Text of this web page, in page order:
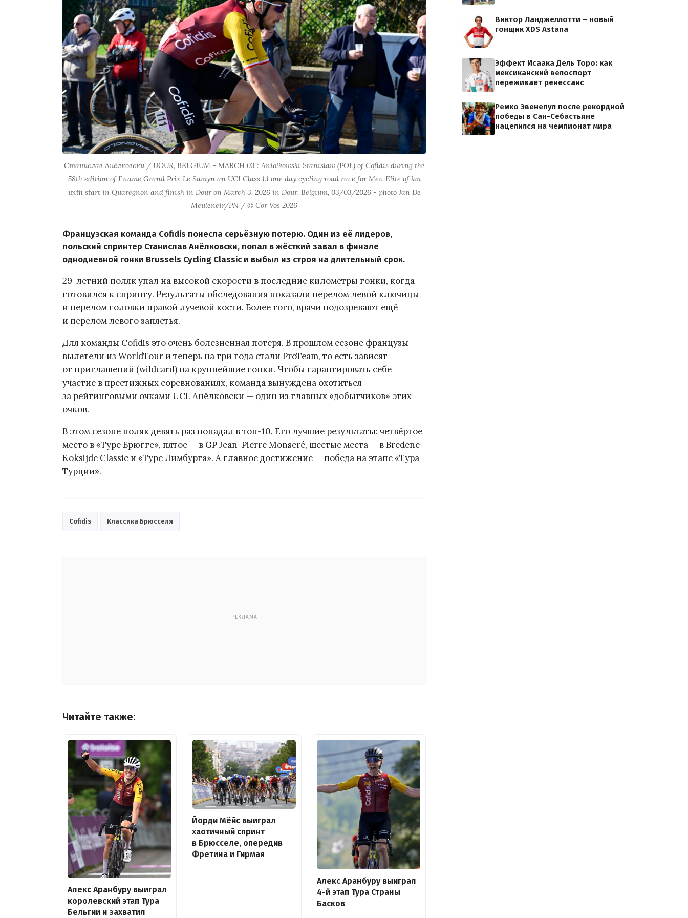
Станислав Анёлковски / DOUR, BELGIUM - MARCH 03 : Aniolkowski Stanislaw (POL) of Cofidis during the
58th edition of Ename Grand Prix Le Samyn an UCI Class 1.1 one day cycling road race for Men Elite of km
with start in Quaregnon and finish in Dour on March 3, 2026 in Dour, Belgium, 03/03/2026 - photo Jan De
Meuleneir/PN / © Cor Vos 2026
Французская команда Cofidis понесла серьёзную потерю. Один из её лидеров,
польский спринтер Станислав Анёлковски, попал в жёсткий завал в финале
однодневной гонки Brussels Cycling Classic и выбыл из строя на длительный срок.
29-летний поляк упал на высокой скорости в последние километры гонки, когда
готовился к спринту. Результаты обследования показали перелом левой ключицы
и перелом головки правой лучевой кости. Более того, врачи подозревают ещё
и перелом левого запястья.
Для команды Cofidis это очень болезненная потеря. В прошлом сезоне французы
вылетели из WorldTour и теперь на три года стали ProTeam, то есть зависят
от приглашений (wildcard) на крупнейшие гонки. Чтобы гарантировать себе
участие в престижных соревнованиях, команда вынуждена охотиться
за рейтинговыми очками UCI. Анёлковски — один из главных «добытчиков» этих
очков.
В этом сезоне поляк девять раз попадал в топ-10. Его лучшие результаты: четвёртое
место в «Туре Брюгге», пятое — в GP Jean-Pierre Monseré, шестые места — в Bredene
Koksijde Classic и «Туре Лимбурга». А главное достижение — победа на этапе «Тура
Турции».
Cofidis Классика Брюсселя
РЕКЛАМА
Читайте также:
Алекс Аранбуру выиграл
королевский этап Тура
Бельгии и захватил
Йорди Мёйс выиграл
хаотичный спринт
в Брюсселе, опередив
Фретина и Гирмая
Алекс Аранбуру выиграл
4-й этап Тура Страны
Басков
Виктор Ланджеллотти – новый
гонщик XDS Astana
Эффект Исаака Дель Торо: как
мексиканский велоспорт
переживает ренессанс
Ремко Эвенепул после рекордной
победы в Сан-Себастьяне
нацелился на чемпионат мира